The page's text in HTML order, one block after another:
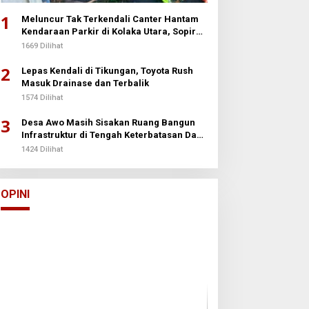
1
Meluncur Tak Terkendali Canter Hantam
Kendaraan Parkir di Kolaka Utara, Sopir
Patah Kedua Kaki
1669 Dilihat
2
Lepas Kendali di Tikungan, Toyota Rush
Masuk Drainase dan Terbalik
1574 Dilihat
3
Desa Awo Masih Sisakan Ruang Bangun
Infrastruktur di Tengah Keterbatasan Dana
Desa
1424 Dilihat
OPINI
Buton
Di Opini